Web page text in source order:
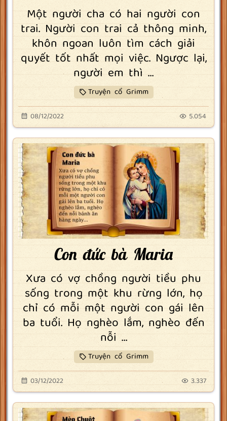
Một người cha có hai người con
trai. Người con trai cả thông minh,
khôn ngoan luôn tìm cách giải
quyết tốt nhất mọi việc. Ngược lại,
người em thì ...
Truyện cổ Grimm
08/12/2022 5.054
Con đức bà Maria
Xưa có vợ chồng người tiều phu
sống trong một khu rừng lớn, họ
chỉ có mỗi một người con gái lên
ba tuổi. Họ nghèo lắm, nghèo đến
nỗi ...
Truyện cổ Grimm
03/12/2022 3.337